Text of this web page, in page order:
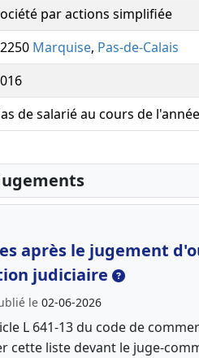
par actions simplifiée
Marquise, Pas-de-Calais
de salarié au cours de
après le jugement
judiciaire
le 02-06-2026
L 641-13 du code de
cette liste devant le juge-